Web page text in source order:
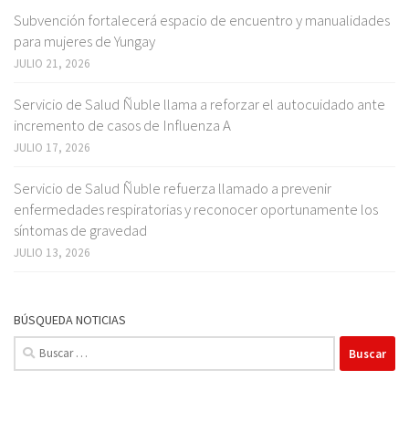
Subvención fortalecerá espacio de encuentro y manualidades
para mujeres de Yungay
JULIO 21, 2026
Servicio de Salud Ñuble llama a reforzar el autocuidado ante
incremento de casos de Influenza A
JULIO 17, 2026
Servicio de Salud Ñuble refuerza llamado a prevenir
enfermedades respiratorias y reconocer oportunamente los
síntomas de gravedad
JULIO 13, 2026
BÚSQUEDA NOTICIAS
Buscar: